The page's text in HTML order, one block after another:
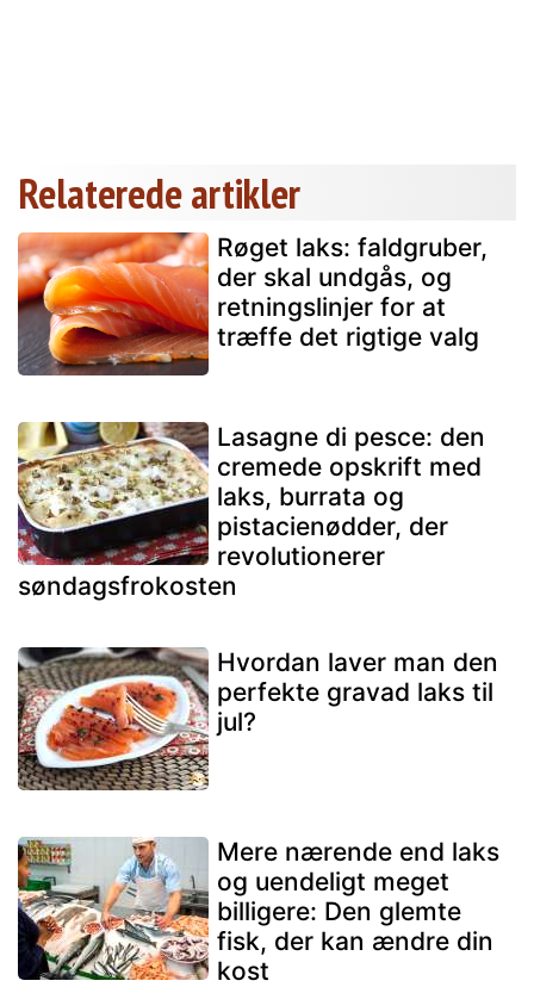
Relaterede artikler
Røget laks: faldgruber,
der skal undgås, og
retningslinjer for at
træffe det rigtige valg
Lasagne di pesce: den
cremede opskrift med
laks, burrata og
pistacienødder, der
revolutionerer
søndagsfrokosten
Hvordan laver man den
perfekte gravad laks til
jul?
Mere nærende end laks
og uendeligt meget
billigere: Den glemte
fisk, der kan ændre din
kost